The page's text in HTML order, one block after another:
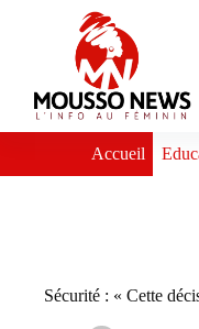
Accueil
Sécurité : « Cette